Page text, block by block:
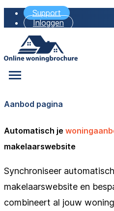
Support
Inloggen
Aanbod pagina
Automatisch je
makelaarswebsite
Synchroniseer
makelaarswebsite en
combineert al jouw